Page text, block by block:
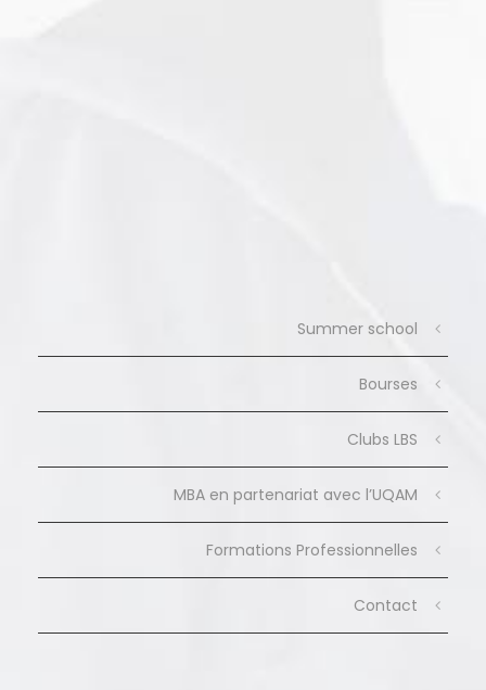
Summer school
Bourses
Clubs LBS
MBA en partenariat avec l’UQAM
Formations Professionnelles
Contact